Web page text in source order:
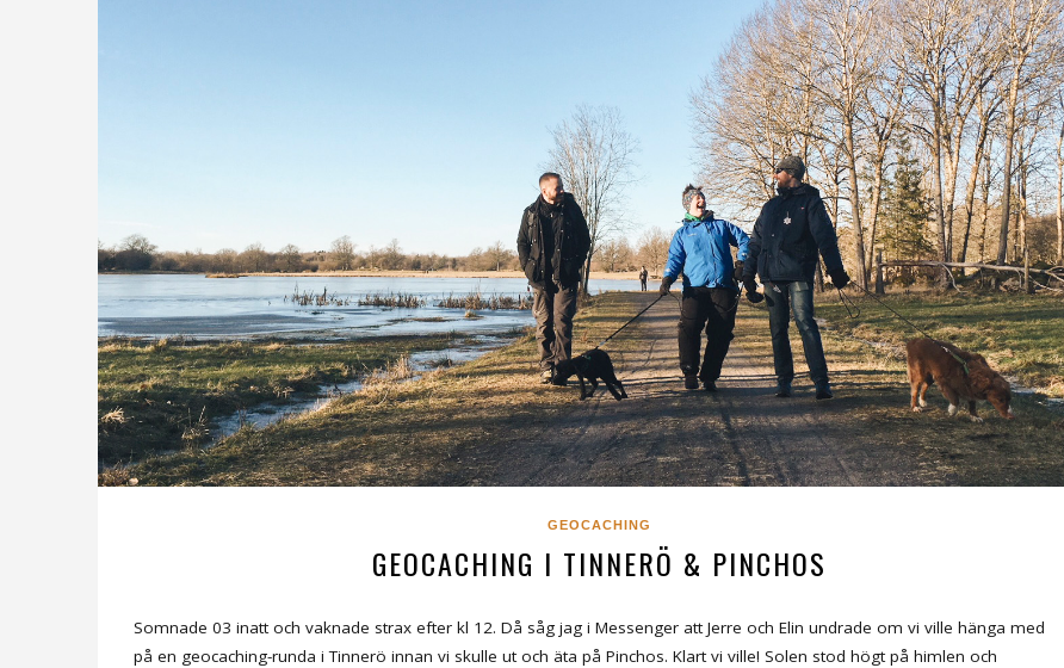
GEOCACHING
GEOCACHING I TINNERÖ & PINCHOS
Somnade 03 inatt och vaknade strax efter kl 12. Då såg jag i Messenger att Jerre och Elin undrade om vi ville hänga med
på en geocaching-runda i Tinnerö innan vi skulle ut och äta på Pinchos. Klart vi ville! Solen stod högt på himlen och